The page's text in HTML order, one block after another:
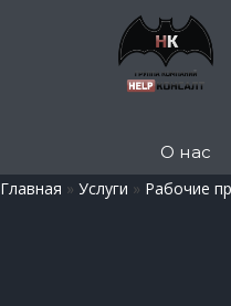
О нас
Главная » Услуги » Рабочие